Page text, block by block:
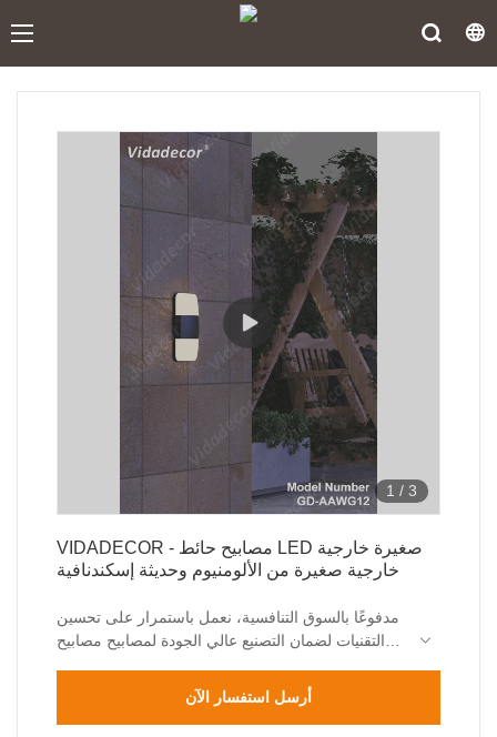
1 / 3
VIDADECOR - مصابيح حائط LED صغيرة خارجية
خارجية صغيرة من الألومنيوم وحديثة إسكندنافية
مدفوعًا بالسوق التنافسية، نعمل باستمرار على تحسين
التقنيات لضمان التصنيع عالي الجودة لمصابيح مصابيح
الألومنيوم. يلعب المنتج دورًا لا غنى عنه في مجال
أرسل استفسار الآن